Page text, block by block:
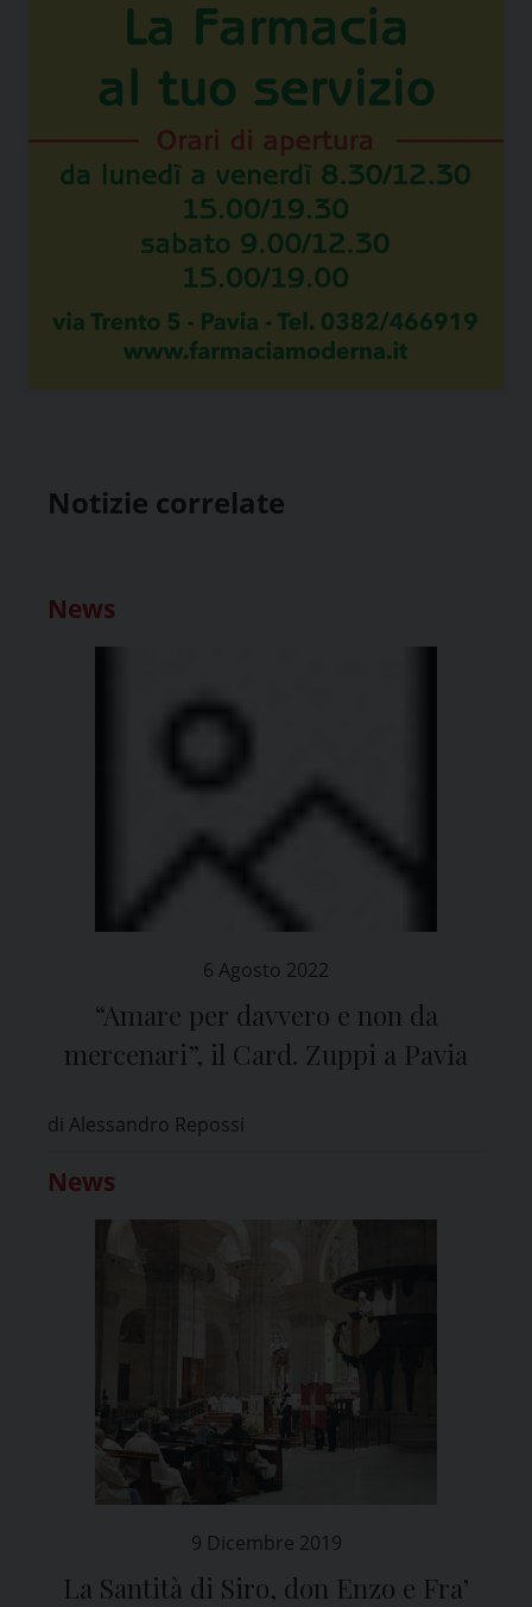
Notizie correlate
News
6 Agosto 2022
“Amare per davvero e non da
mercenari”, il Card. Zuppi a Pavia
di Alessandro Repossi
News
9 Dicembre 2019
La Santità di Siro, don Enzo e Fra’